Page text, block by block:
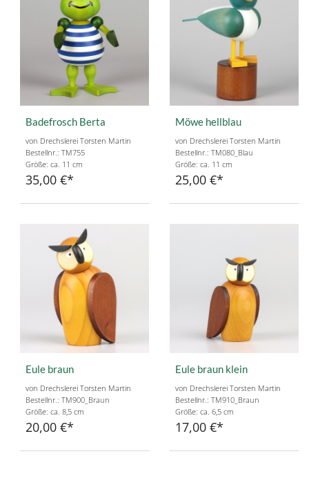
Badefrosch Berta
von Drechslerei Torsten Martin
Bestellnr.: TM755
Größe: ca. 11 cm
35,00 €
Möwe hellblau
von Drechslerei Torsten Martin
Bestellnr.: TM080_Blau
Größe: ca. 11 cm
25,00 €
Eule braun
von Drechslerei Torsten Martin
Bestellnr.: TM900_Braun
Größe: ca. 8,5 cm
20,00 €
Eule braun klein
von Drechslerei Torsten Martin
Bestellnr.: TM910_Braun
Größe: ca. 6,5 cm
17,00 €